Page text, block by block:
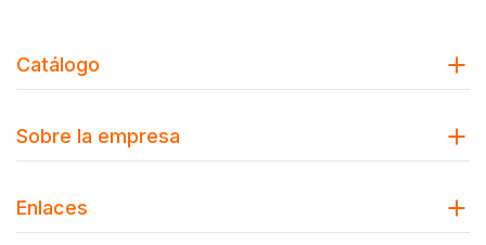
Catálogo
Sobre la empresa
Enlaces